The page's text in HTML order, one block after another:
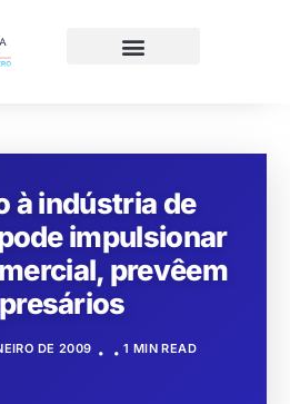
à indústria de
impulsionar
prevêem
DE 2009 1 MIN READ